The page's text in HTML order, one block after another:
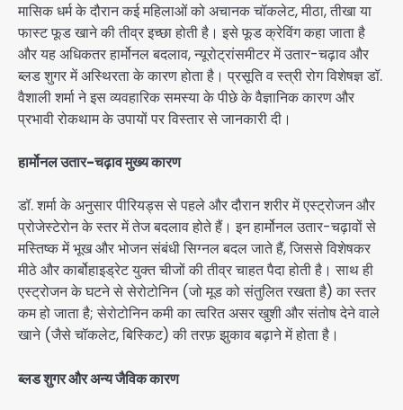
मासिक धर्म के दौरान कई महिलाओं को अचानक चॉकलेट, मीठा, तीखा या
फास्ट फूड खाने की तीव्र इच्छा होती है। इसे फूड क्रेविंग कहा जाता है
और यह अधिकतर हार्मोनल बदलाव, न्यूरोट्रांसमीटर में उतार-चढ़ाव और
ब्लड शुगर में अस्थिरता के कारण होता है। प्रसूति व स्त्री रोग विशेषज्ञ डॉ.
वैशाली शर्मा ने इस व्यवहारिक समस्या के पीछे के वैज्ञानिक कारण और
प्रभावी रोकथाम के उपायों पर विस्तार से जानकारी दी।
हार्मोनल उतार-चढ़ाव मुख्य कारण
डॉ. शर्मा के अनुसार पीरियड्स से पहले और दौरान शरीर में एस्ट्रोजन और
प्रोजेस्टेरोन के स्तर में तेज बदलाव होते हैं। इन हार्मोनल उतार-चढ़ावों से
मस्तिष्क में भूख और भोजन संबंधी सिग्नल बदल जाते हैं, जिससे विशेषकर
मीठे और कार्बोहाइड्रेट युक्त चीजों की तीव्र चाहत पैदा होती है। साथ ही
एस्ट्रोजन के घटने से सेरोटोनिन (जो मूड को संतुलित रखता है) का स्तर
कम हो जाता है; सेरोटोनिन कमी का त्वरित असर खुशी और संतोष देने वाले
खाने (जैसे चॉकलेट, बिस्किट) की तरफ़ झुकाव बढ़ाने में होता है।
ब्लड शुगर और अन्य जैविक कारण